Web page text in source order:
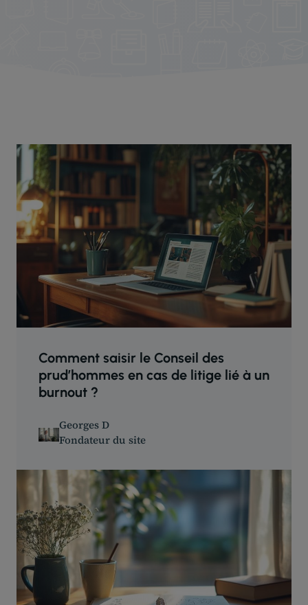
Comment saisir le Conseil des
prud’hommes en cas de litige lié à un
burnout ?
Georges D
Fondateur du site